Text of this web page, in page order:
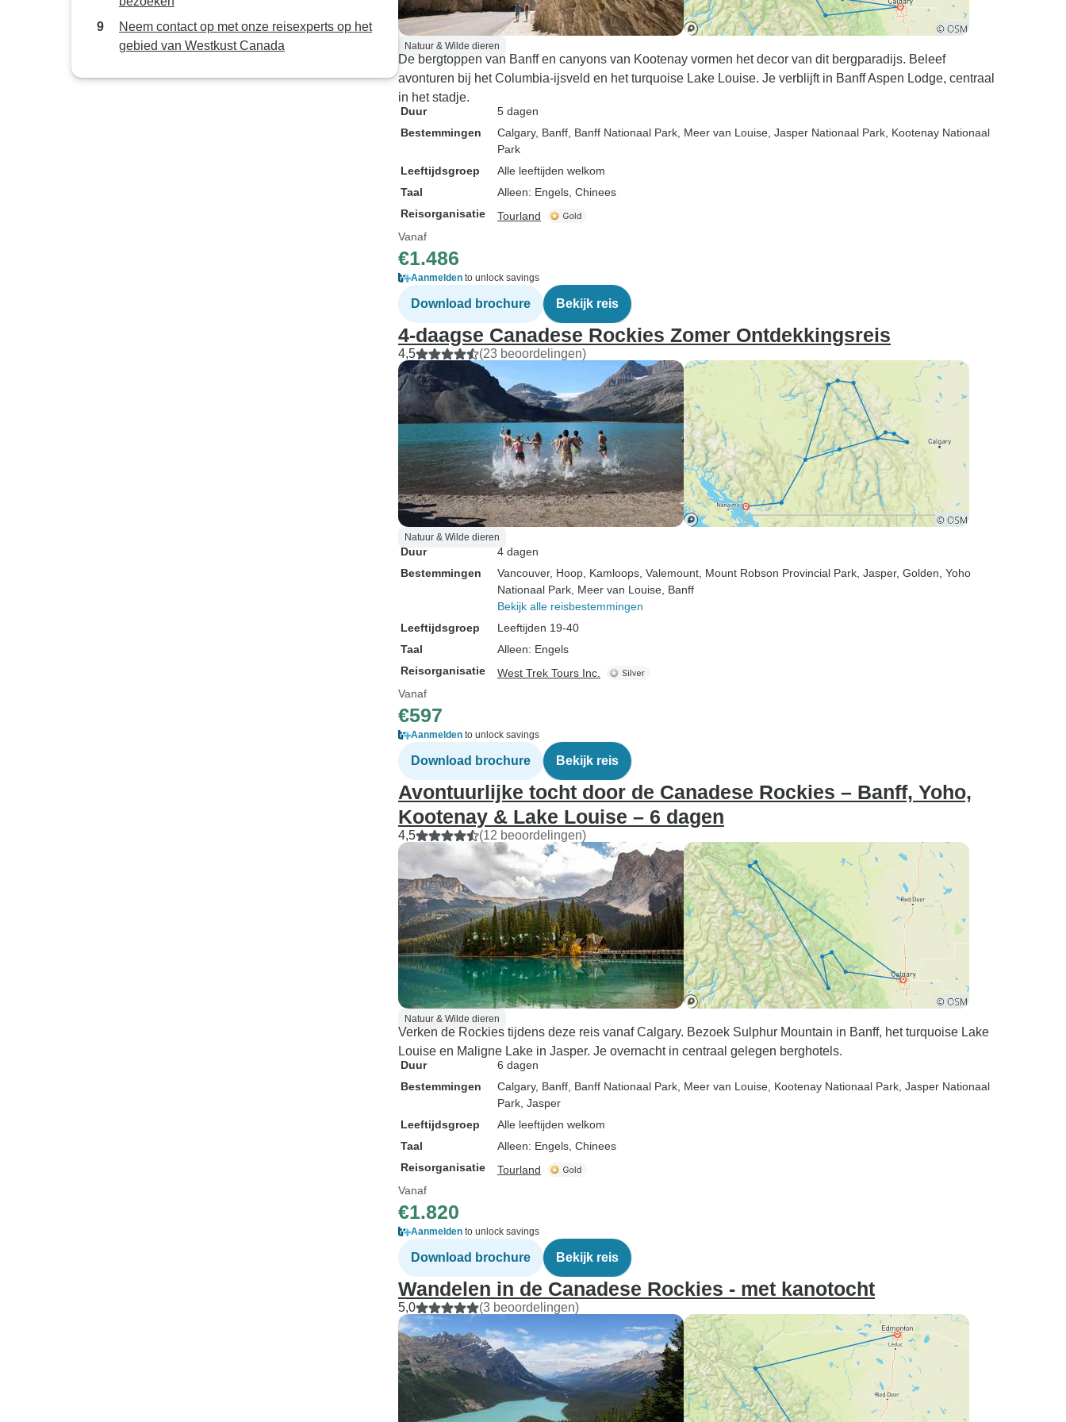
bezienswaardigheden, de
tijd die je er doorbrengt, de
accommodaties, en alles
wat er bij inbegrepen is.
Echt elke cent waard! Ik
hoop alleen dat iedereen
evenveel geluk heeft als ik
had om Meghan als gids te
fantastische reisgenoten te
Neem contact op met onze reisexperts op het
gebied van Westkust Canada
Natuur & Wilde dieren
De bergtoppen van Banff en canyons van Kootenay vormen het decor van dit bergparadijs. Beleef
avonturen bij het Columbia-ijsveld en het turquoise Lake Louise. Je verblijft in Banff Aspen Lodge, centraal
in het stadje.
Duur
5 dagen
Bestemmingen
Calgary, Banff , Banff Nationaal Park , Meer van Louise , Jasper Nationaal Park , Kootenay Nationaal
Park
Leeftijdsgroep
Alle leeftijden welkom
Taal
Alleen: Engels, Chinees
Reisorganisatie
Tourland
Vanaf
€1.486
Aanmelden to unlock savings
Download brochure Bekijk reis
4-daagse Canadese Rockies Zomer Ontdekkingsreis
4,5 (23 beoordelingen)
Natuur & Wilde dieren
Duur
4 dagen
Bestemmingen
Vancouver, Hoop , Kamloops , Valemount , Mount Robson Provincial Park , Jasper, Golden , Yoho
Nationaal Park , Meer van Louise , Banff
Bekijk alle reisbestemmingen
Leeftijdsgroep
Leeftijden 19-40
Taal
Alleen: Engels
Reisorganisatie
West Trek Tours Inc.
Vanaf
€597
Aanmelden to unlock savings
Download brochure Bekijk reis
Avontuurlijke tocht door de Canadese Rockies – Banff, Yoho,
Kootenay & Lake Louise – 6 dagen
4,5 (12 beoordelingen)
Natuur & Wilde dieren
Verken de Rockies tijdens deze reis vanaf Calgary. Bezoek Sulphur Mountain in Banff, het turquoise Lake
Louise en Maligne Lake in Jasper. Je overnacht in centraal gelegen berghotels.
Duur
6 dagen
Bestemmingen
Calgary, Banff , Banff Nationaal Park , Meer van Louise , Kootenay Nationaal Park , Jasper Nationaal
Park , Jasper
Leeftijdsgroep
Alle leeftijden welkom
Taal
Alleen: Engels, Chinees
Reisorganisatie
Tourland
Vanaf
€1.820
Aanmelden to unlock savings
Download brochure Bekijk reis
Wandelen in de Canadese Rockies - met kanotocht
5,0 (3 beoordelingen)